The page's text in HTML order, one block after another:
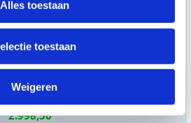
Alles toestaan
toestaan
Weigeren Rowing-
2.998,50